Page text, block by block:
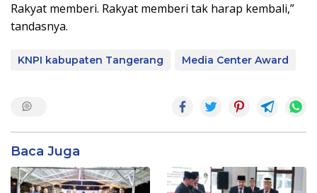
Rakyat memberi. Rakyat memberi tak harap kembali,”
tandasnya.
KNPI kabupaten Tangerang Media Center Award
Baca Juga